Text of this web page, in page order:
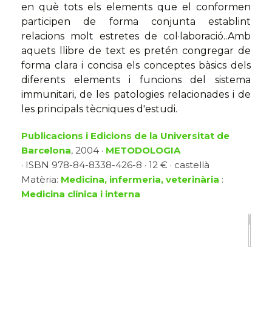
en què tots els elements que el conformen
participen de forma conjunta establint
relacions molt estretes de col·laboració..Amb
aquets llibre de text es pretén congregar de
forma clara i concisa els conceptes bàsics dels
diferents elements i funcions del sistema
immunitari, de les patologies relacionades i de
les principals tècniques d'estudi.
Publicacions i Edicions de la Universitat de
Barcelona, 2004 · METODOLOGIA
· ISBN 978-84-8338-426-8 · 12 € · castellà
Matèria: Medicina, infermeria, veterinària :
Medicina clínica i interna